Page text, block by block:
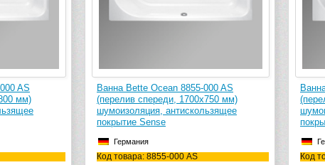
AS
мм)
Ванна Bette Ocean 8855-000 AS
(перелив спереди, 1700х750 мм)
шумоизоляция, антискользящее
покрытие Sense
Германия
Код товара: 8855-000 AS Код